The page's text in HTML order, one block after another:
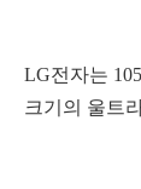
LG전자는
크기의 울트